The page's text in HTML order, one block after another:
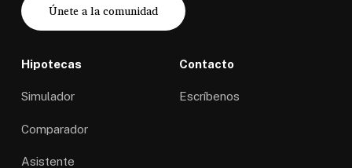
Únete a la comunidad
Hipotecas
Simulador
Comparador
Asistente
Contacto
Escríbenos